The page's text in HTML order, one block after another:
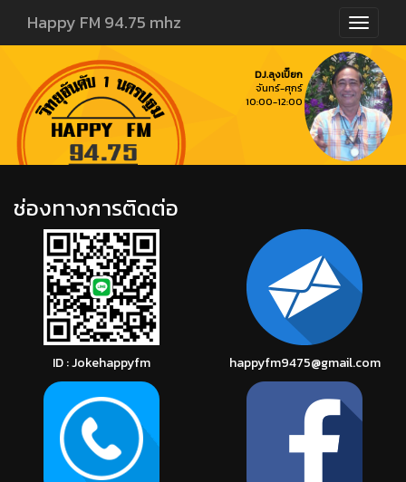
DJ.ลุงเปี๊ยก
จันทร์-ศุกร์
10:00-12:00
Happy FM 94.75 mhz
ช่องทางการติดต่อ
ID : Jokehappyfm happyfm9475@gmail.com